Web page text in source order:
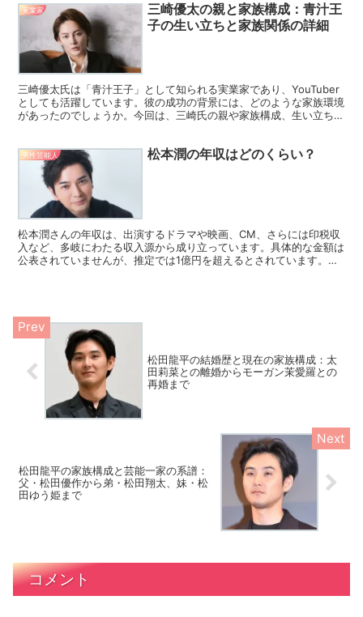
実業家
三崎優太の親と家族構成：青汁王
子の生い立ちと家族関係の詳細
三崎優太氏は「青汁王子」として知られる実業家であり、YouTuber
としても活躍しています。彼の成功の背景には、どのような家族環境
があったのでしょうか。今回は、三崎氏の親や家族構成、生い立ちに
男性芸能人 松本潤の年収はどのくらい？
松本潤さんの年収は、出演するドラマや映画、CM、さらには印税収
入など、多岐にわたる収入源から成り立っています。具体的な金額は
公表されていませんが、推定では1億円を超えるとされています。特
松田龍平の結婚歴と現在の家族構成：太
田莉菜との離婚からモーガン茉愛羅との
再婚まで
松田龍平の家族構成と芸能一家の系譜：
父・松田優作から弟・松田翔太、妹・松
田ゆう姫まで
コメント